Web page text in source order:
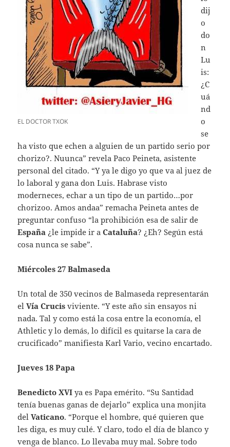
EL DOCTOR TXOK
dij
o
do
n
Lu
is:
¿C
uá
nd
o
se
ha visto que echen a alguien de un partido serio por
chorizo?. Nuunca” revela Paco Peineta, asistente
personal del citado. “Y ya le digo yo que va al juez de
lo laboral y gana don Luis. Habrase visto
moderneces, echar a un tipo de un partido…por
chorizoo. Amos andaa” remacha Peineta antes de
preguntar confuso “la prohibición esa de salir de
España ¿le impide ir aCataluña? ¿Eh? Según está
cosa nunca se sabe”.
Miércoles 27 Balmaseda
Un total de 350 vecinos de Balmaseda representarán
elVía Crucis viviente. “Y este año sin ensayos ni
nada. Tal y como está la cosa entre la economía, el
Athletic y lo demás, lo difícil es quitarse la cara de
crucificado” manifiesta Karl Vario, vecino encartado.
Jueves 18 Papa
Benedicto XVI ya es Papa emérito. “Su Santidad
tenía buenas ganas de dejarlo” explica una monjita
delVaticano. “Porque el hombre, qué quieren que
les diga, es muy culé. Y claro, todo el día de blanco y
venga de blanco. Lo llevaba muy mal. Sobre todo